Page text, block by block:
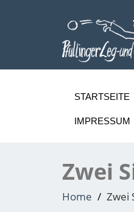
STARTSEITE
IMPRESSUM
Zwei
Home Zwei